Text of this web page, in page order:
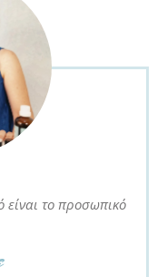
είναι το προσωπικό